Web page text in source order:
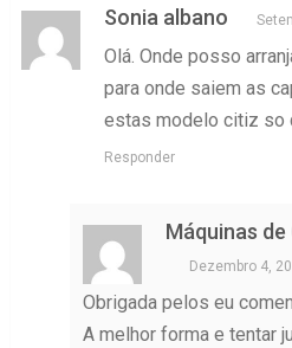
Sonia albano
Olá. Onde posso
para onde saiem as
estas modelo citiz so
Responder
Máquinas de
Dezembro 4,
Obrigada pelos eu
A melhor forma e tentar